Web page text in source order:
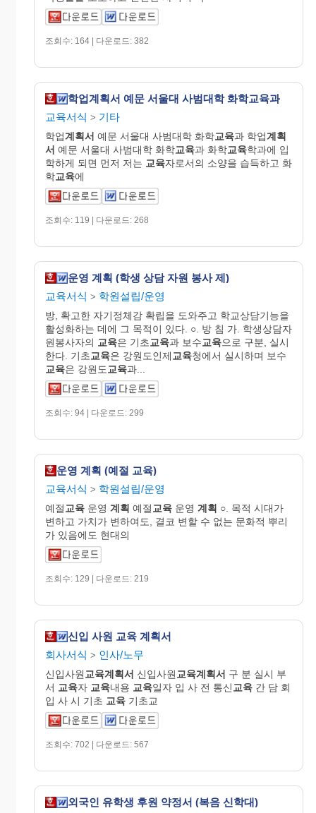
조회수: 164 | 다운로드: 382
학업계획서 예문 서울대 사범대학 화학교육과
교육서식 > 기타
학업계획서 예문 서울대 사범대학 화학교육과 학업계획
서 예문 서울대 사범대학 화학교육과 화학교육학과에 입
학하게 되면 먼저 저는 교육자로서의 소양을 습득하고 화
학교육에
조회수: 119 | 다운로드: 268
운영 계획 (학생 상담 자원 봉사 제)
교육서식 > 학원설립/운영
방, 확고한 자기정체감 확립을 도와주고 학교상담기능을
활성화하는 데에 그 목적이 있다. ○. 방 침 가. 학생상담자
원봉사자의 교육은 기초교육과 보수교육으로 구분, 실시
한다. 기초교육은 강원도인제 교육청에서 실시하며 보수
교육은 강원도 교육과...
조회수: 94 | 다운로드: 299
운영 계획 (예절 교육)
교육서식 > 학원설립/운영
예절 교육 운영 계획 예절 교육 운영 계획 ○. 목적 시대가
변하고 가치가 변하여도, 결코 변할 수 없는 문화적 뿌리
가 있음에도 현대의
조회수: 129 | 다운로드: 219
신입 사원 교육 계획서
회사서식 > 인사/노무
신입사원 교육계획서 신입사원 교육계획서 구 분 실시 부
서 교육자 교육내용 교육일자 입 사 전 통신 교육 간 담 회
입 사 시 기초 교육 기초교
조회수: 702 | 다운로드: 567
외국인 유학생 후원 약정서 (복음 신학대)